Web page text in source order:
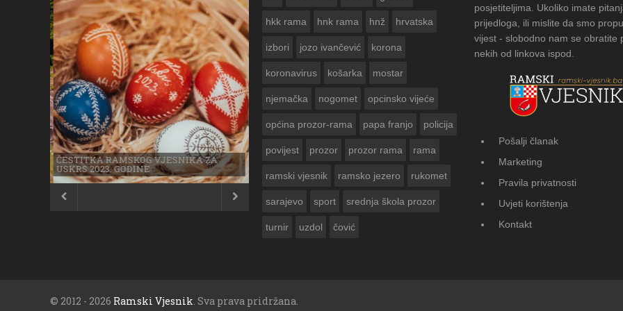
ČESTITKA RAMSKOG VJESNIKA ZA
USKRS 2023. GODINE
FOTOGALERIJA: Čuvanje običaja u Donjoj
 
hkk rama hnk rama hnž hrvatska
izbori jozo ivančević korona
koronavirus košarka mostar
njemačka nogomet opcinsko vijeće
općina prozor-rama papa franjo policija
povijest prozor prozor rama rama
ramski vjesnik ramsko jezero rukomet
sarajevo sport srednja škola prozor
turnir uzdol čović
posjetiteljima. Ukoliko imate
prijedloga, ili mislite da smo
vijest - slobodno nam se obratite
nekih od linkova ispod.
Pošalji članak
Marketing
Pravila privatnosti
Uvjeti korištenja
Kontakt
© 2012 - 2026 Ramski Vjesnik. Sva prava pridržana.